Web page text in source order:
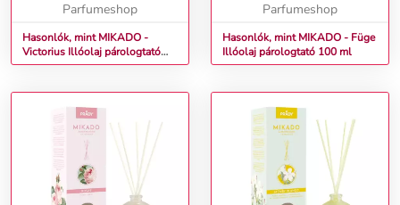
Parfumeshop
Hasonlók, mint MIKADO -
Victorius Illóolaj párologtató
100 ml
Parfumeshop
Hasonlók, mint MIKADO - Füge
Illóolaj párologtató 100 ml